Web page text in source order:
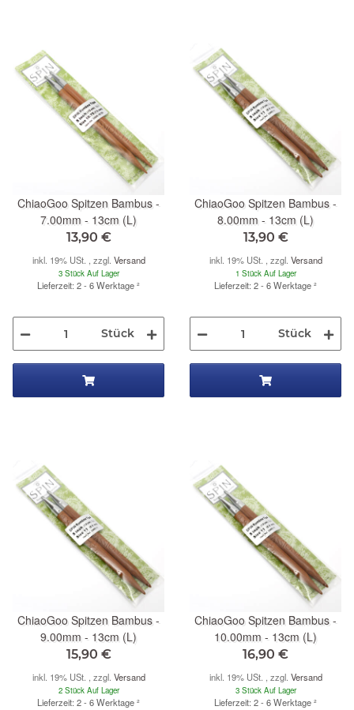
ChiaoGoo Spitzen Bambus -
7.00mm - 13cm (L)
13,90 €
inkl. 19% USt. , zzgl. Versand
3 Stück Auf Lager
Lieferzeit: 2 - 6 Werktage²
Stück
ChiaoGoo Spitzen Bambus -
8.00mm - 13cm (L)
13,90 €
inkl. 19% USt. , zzgl. Versand
1 Stück Auf Lager
Lieferzeit: 2 - 6 Werktage²
Stück
ChiaoGoo Spitzen Bambus -
9.00mm - 13cm (L)
15,90 €
inkl. 19% USt. , zzgl. Versand
2 Stück Auf Lager
Lieferzeit: 2 - 6 Werktage²
ChiaoGoo Spitzen Bambus -
10.00mm - 13cm (L)
16,90 €
inkl. 19% USt. , zzgl. Versand
3 Stück Auf Lager
Lieferzeit: 2 - 6 Werktage²